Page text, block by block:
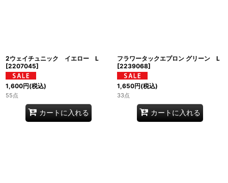
2ウェイチュニック イエロー L
[2207045]
1,600円(税込)
55点
カートに入れる
フラワータックエプロン グリーン L
[2239068]
1,650円(税込)
33点
カートに入れる